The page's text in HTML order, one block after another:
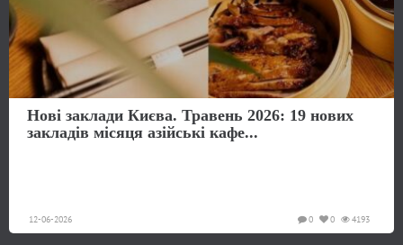
Нові заклади Києва. Травень 2026: 19 нових
закладів місяця азійські кафе...
12-06-2026 4193
0
0